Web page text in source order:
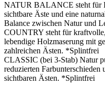
NATUR BALANCE steht für
sichtbare Äste und eine
Balance zwischen Natur und
COUNTRY steht für
lebendige Holzmaserung mit
zahlreichen Ästen. *Splintfrei
CLASSIC (bei 3-Stab) Natur
reduzierten Farbunterschieden
sichtbaren Ästen. *Splintfrei